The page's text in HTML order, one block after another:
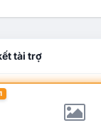
tài trợ